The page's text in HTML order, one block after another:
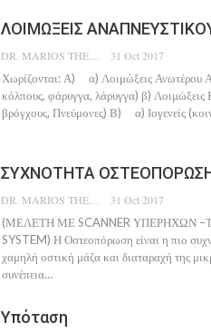
ΛΟΙΜΩΞΕΙΣ
31 Oct 2017
Χωρίζονται: Α) α) Λοιμώξεις Ανωτέρου
κόλπους, φάρυγγα, λάρυγγα) β) Λοιμώξεις
βρόγχους, Πνεύμονες) Β) α) Ιογενείς
ΣΥΧΝΟΤΗΤΑ
31 Oct 2017
(ΜΕΛΕΤΗ ΜΕ SCANNER ΥΠΕΡΗΧΩΝ
SYSTEM) Η Οστεοπόρωση είναι η πιο
χαμηλή οστική μάζα και διαταραχή της
συνέπεια…
Υπόταση